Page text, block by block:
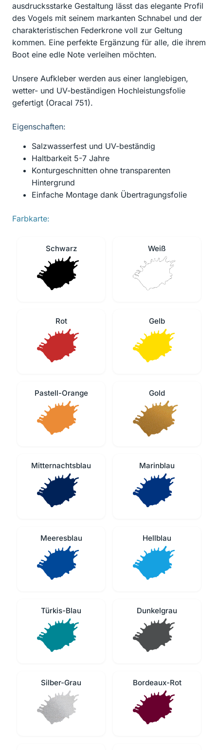
ausdrucksstarke Gestaltung lässt das elegante Profil
des Vogels mit seinem markanten Schnabel und der
charakteristischen Federkrone voll zur Geltung
kommen. Eine perfekte Ergänzung für alle, die ihrem
Boot eine edle Note verleihen möchten.
Unsere Aufkleber werden aus einer langlebigen,
wetter- und UV-beständigen Hochleistungsfolie
gefertigt (Oracal 751).
Eigenschaften:
Salzwasserfest und UV-beständig
Haltbarkeit 5-7 Jahre
Konturgeschnitten ohne transparenten
Hintergrund
Einfache Montage dank Übertragungsfolie
Farbkarte:
Schwarz Weiß
Rot Gelb
Pastell-Orange Gold
Mitternachtsblau Marinblau
Meeresblau Hellblau
Türkis-Blau Dunkelgrau
Silber-Grau Bordeaux-Rot